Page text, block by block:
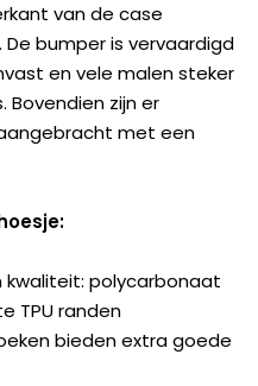
van de case
bumper is vervaardigd
en vele malen steker
Bovendien zijn er
met een
polycarbonaat
TPU randen
bieden extra goede